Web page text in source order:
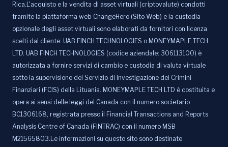
Rica.L'acquisto e la vendita di asset virtuali (criptovalute) condotti
tramite la piattaforma web ChangeHero (Sito Web) e la custodia
opzionale degli asset virtuali sono elaborati da fornitori con licenza
scelti dal cliente: UAB FINCH TECHNOLOGIES o MONEYMAPLE TECH
LTD. UAB FINCH TECHNOLOGIES (codice aziendale: 306113100) è
autorizzata a fornire servizi di cambio e custodia di valuta virtuale
sotto la supervisione del Servizio di Investigazione dei Crimini
Finanziari (FCIS) della Lituania. MONEYMAPLE TECH LTD è costituita e
opera ai sensi delle leggi del Canada con il numero societario
BC1306168, registrata presso il Financial Transactions and Reports
Analysis Centre of Canada (FINTRAC) con il numero MSB
M21565803.Le informazioni su questo sito sono destinate